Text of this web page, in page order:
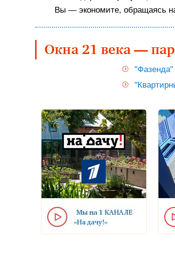
Вы — экономите, обращаясь
Окна 21 века —
"Фазенда"